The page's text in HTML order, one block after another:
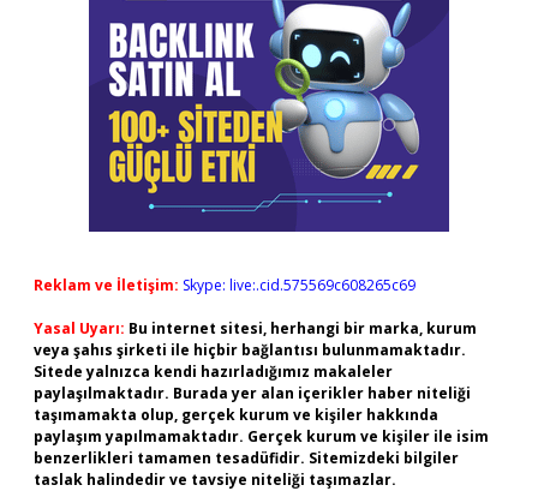
Reklam ve İletişim: Skype: live:.cid.575569c608265c69
Yasal Uyarı: Bu internet sitesi, herhangi bir marka, kurum
veya şahıs şirketi ile hiçbir bağlantısı bulunmamaktadır.
Sitede yalnızca kendi hazırladığımız makaleler
paylaşılmaktadır. Burada yer alan içerikler haber niteliği
taşımamakta olup, gerçek kurum ve kişiler hakkında
paylaşım yapılmamaktadır. Gerçek kurum ve kişiler ile isim
benzerlikleri tamamen tesadüfidir. Sitemizdeki bilgiler
taslak halindedir ve tavsiye niteliği taşımazlar.